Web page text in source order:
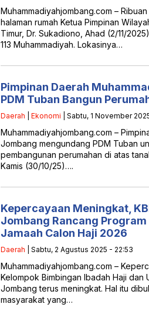
Muhammadiyahjombang.com –
halaman rumah Ketua Pimpinan
Timur, Dr. Sukadiono, Ahad (2/11/
113 Muhammadiyah. Lokasinya…
Pimpinan Daerah
PDM Tuban Bangun
Daerah Ekonomi | Sabtu, 1 November
Muhammadiyahjombang.com –
Jombang mengundang PDM Tuban
pembangunan perumahan di atas
Kamis (30/10/25)….
Kepercayaan Meningkat,
Jombang Rancang
Jamaah Calon Haji 2026
Daerah | Sabtu, 2 Agustus 2025 - 22:53
Muhammadiyahjombang.com –
Kelompok Bimbingan Ibadah Haji dan
Jombang terus meningkat. Hal itu
masyarakat yang…